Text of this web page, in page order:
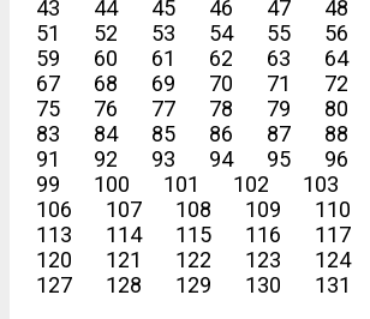
43
44 45 46 47 48
51
52 53 54 55 56
59
60 61 62 63 64
67
68 69 70 71 72
75
76 77 78 79 80
83
84 85 86 87 88
91
92 93 94 95 96
99
100 101 102 103
106
107 108 109 110
113
114 115 116 117
120
121 122 123 124
127
128 129 130 131